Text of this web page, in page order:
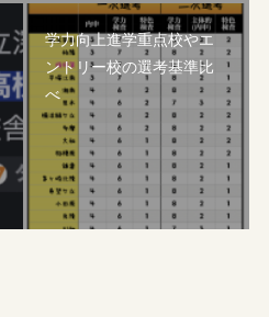
学力向上進学重点校やエ
ントリー校の選考基準比
べ